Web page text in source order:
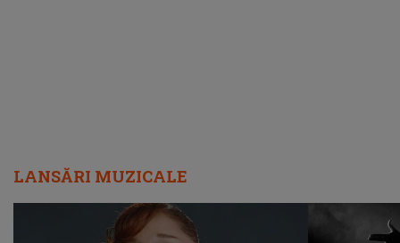
LANSĂRI MUZICALE